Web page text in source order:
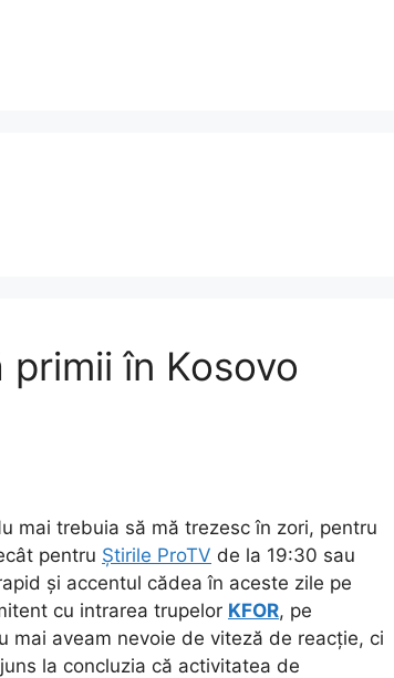
în Kosovo
mai trebuia să mă trezesc în zori, pentru
pentru Știrile ProTV de la 19:30 sau
și accentul cădea în aceste zile pe
cu intrarea trupelor KFOR, pe
mai aveam nevoie de viteză de reacție, ci
la concluzia că activitatea de